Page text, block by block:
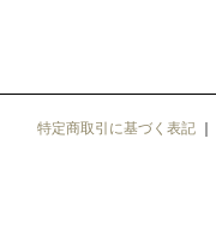
特定商取引に基づく表記 ｜